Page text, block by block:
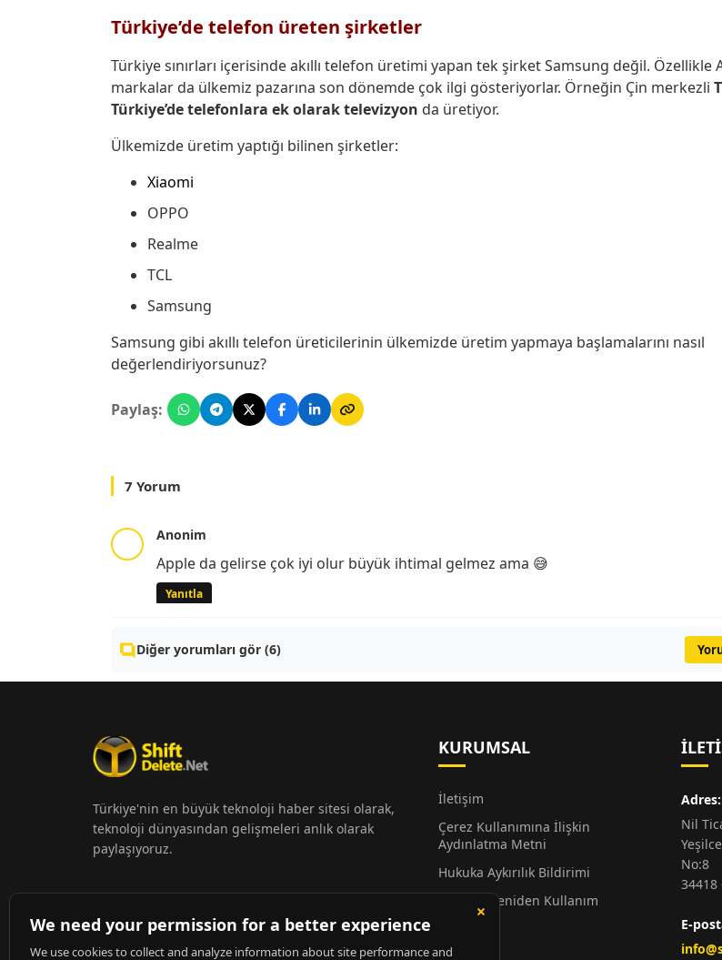
Türkiye’de telefon üreten şirketler
Türkiye sınırları içerisinde akıllı telefon üretimi yapan tek şirket Samsung değil. Özellikle
markalar da ülkemiz pazarına son dönemde çok ilgi gösteriyorlar. Örneğin Çin merkezli
Türkiye’de telefonlara ek olarak televizyon da üretiyor.
Ülkemizde üretim yaptığı bilinen şirketler:
Xiaomi
OPPO
Realme
TCL
Samsung
Samsung gibi akıllı telefon üreticilerinin ülkemizde üretim yapmaya başlamalarını nasıl
değerlendiriyorsunuz?
Paylaş:
7 Yorum
Anonim
Apple da gelirse çok iyi olur büyük ihtimal gelmez ama 😅
Yanıtla
Diğer yorumları gör (6)
Türkiye'nin en büyük teknoloji haber sitesi olarak,
teknoloji dünyasından gelişmeleri anlık olarak
paylaşıyoruz.
KURUMSAL
İletişim
Çerez Kullanımına İlişkin
Aydınlatma Metni
Hukuka Aykırılık Bildirimi
Alıntı ve Yeniden Kullanım
Hakkında
Künye
Adres:
Nil
No:8
34418
E-